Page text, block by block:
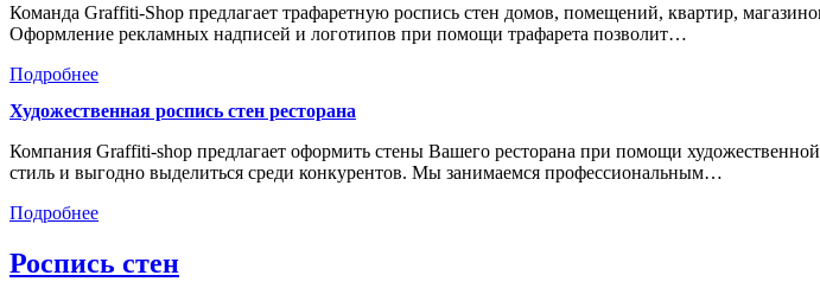
Команда Graffiti-Shop предлагает трафаретную роспись стен домов, помещений, квартир,
Оформление рекламных надписей и логотипов при помощи трафарета позволит…
Подробнее
Художественная роспись стен ресторана
Компания Graffiti-shop предлагает оформить стены Вашего ресторана при помощи
стиль и выгодно выделиться среди конкурентов. Мы занимаемся профессиональным…
Подробнее
Роспись стен